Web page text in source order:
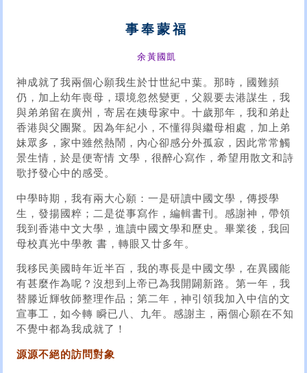
事奉蒙福
余黃國凱
神成就了我兩個心願我生於廿世紀中葉。那時，國難頻
仍，加上幼年喪母，環境忽然變更，父親要去港謀生，我
與弟弟留在廣州，寄居在姨母家中。十歲那年，我和弟赴
香港與父團聚。因為年紀小，不懂得與繼母相處，加上弟
妹眾多，家中雖然熱鬧，內心卻感分外孤寂，因此常常觸
景生情，於是便寄情 文學，很醉心寫作，希望用散文和詩
歌抒發心中的感受。
中學時期，我有兩大心願：一是研讀中國文學，傳授學
生，發揚國粹；二是從事寫作，編輯書刊。感謝神，帶領
我到香港中文大學，進讀中國文學和歷史。畢業後，我回
母校真光中學教 書，轉眼又廿多年。
我移民美國時年近半百，我的專長是中國文學，在異國能
有甚麼作為呢？沒想到上帝已為我開闢新路。第一年，我
替滕近輝牧師整理作品；第二年，神引領我加入中信的文
宣事工，如今轉 瞬已八、九年。感謝主，兩個心願在不知
不覺中都為我成就了！
源源不絕的訪問對象